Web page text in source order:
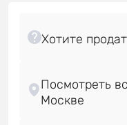
Посмотреть